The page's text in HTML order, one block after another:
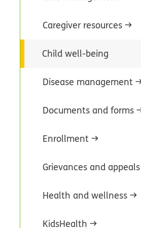
Caregiver resources
Child well-being
Disease management
Documents and forms
Enrollment
Grievances and appeals
Health and wellness
KidsHealth